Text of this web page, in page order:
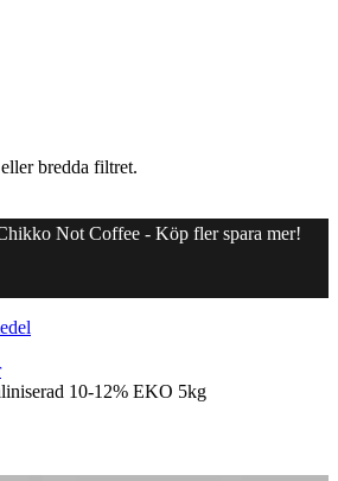
bredda filtret.
Not Coffee - Köp fler spara mer!
10-12% EKO 5kg